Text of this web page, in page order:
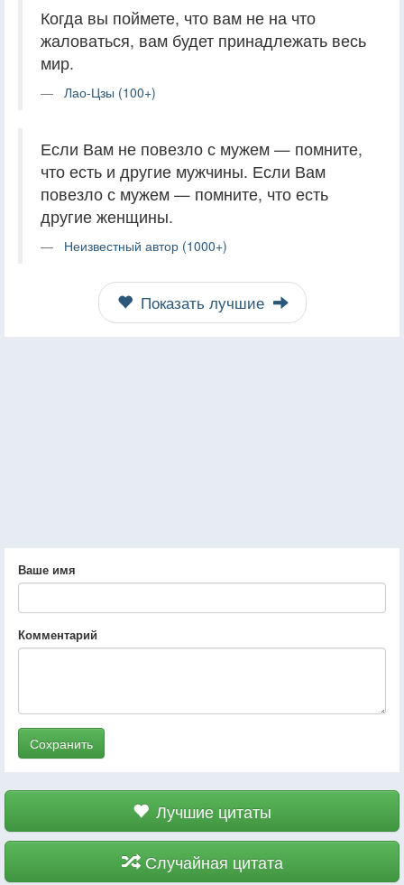
Когда вы поймете, что вам не на что
жаловаться, вам будет принадлежать весь
мир.
Лао-Цзы (100+)
Если Вам не повезло с мужем — помните,
что есть и другие мужчины. Если Вам
повезло с мужем — помните, что есть
другие женщины.
Неизвестный автор (1000+)
Показать лучшие
Ваше имя
Комментарий
Сохранить
Лучшие цитаты
Случайная цитата